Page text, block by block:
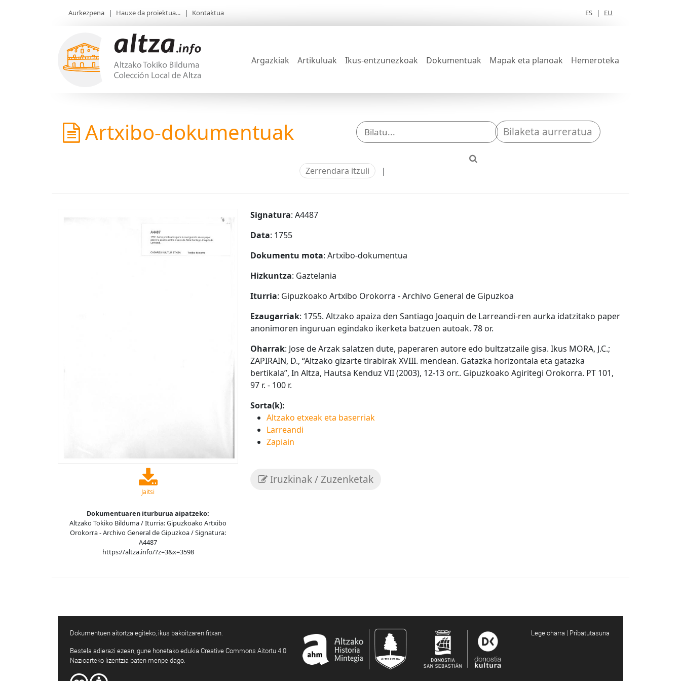
Aurkezpena | Hauxe da proiektua... | Kontaktua ES | EU
Argazkiak Artikuluak Ikus-entzunezkoak Dokumentuak Mapak eta planoak Hemeroteka
Artxibo-dokumentuak Bilaketa aurreratua
Zerrendara itzuli |
Jaitsi
Dokumentuaren iturburua aipatzeko:
Altzako Tokiko Bilduma / Iturria: Gipuzkoako Artxibo
Orokorra - Archivo General de Gipuzkoa / Signatura:
A4487
https://altza.info/?z=3&x=3598
Signatura: A4487
Data: 1755
Dokumentu mota: Artxibo-dokumentua
Hizkuntza: Gaztelania
Iturria: Gipuzkoako Artxibo Orokorra - Archivo General de Gipuzkoa
Ezaugarriak: 1755. Altzako apaiza den Santiago Joaquin de Larreandi-ren aurka idatzitako paper
anonimoren inguruan egindako ikerketa batzuen autoak. 78 or.
Oharrak: Jose de Arzak salatzen dute, paperaren autore edo bultzatzaile gisa. Ikus MORA, J.C.;
ZAPIRAIN, D., “Altzako gizarte tirabirak XVIII. mendean. Gatazka horizontala eta gatazka
bertikala”, In Altza, Hautsa Kenduz VII (2003), 12-13 orr.. Gipuzkoako Agiritegi Orokorra. PT 101,
97 r. - 100 r.
Sorta(k):
Altzako etxeak eta baserriak
Larreandi
Zapiain
Iruzkinak / Zuzenketak
Dokumentuen aitortza egiteko, ikus bakoitzaren fitxan.
Bestela adierazi ezean, gune honetako edukia Creative Commons Aitortu 4.0
Nazioarteko lizentzia baten menpe dago.
Lege oharra | Pribatutasuna